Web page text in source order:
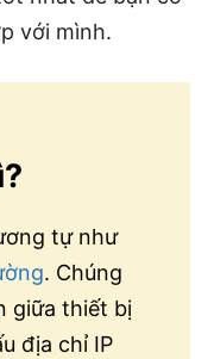
với mình.
tự như
. Chúng
giữa thiết bị
địa chỉ IP